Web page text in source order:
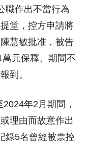
職作出不當行為
堂，控方申請將
慧敏批准，被告
元保釋、期間不
到。
年2月期間，
理由而故意作出
錄5名曾經被票控